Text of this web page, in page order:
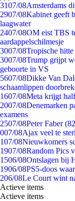
3107/08Amsterdams
2907/08Kabinet geeft
laagwater
2407/08OM eist TBS
aardappelschilmesje
3007/08Tropische
3007/08Trump grijpt
geboorte in VS
5607/08Dikke Van
schaamlippen
1607/08Meta krijgt
2007/08Denemarken
examens
2507/08Peter Faber
007/08Ajax veel te
107/08Nieuwkomers
1907/08Random Pics
1506/08Ontslagen bij
1906/08PS5-doos
206/08Le Court wint
Actieve items
Actieve items